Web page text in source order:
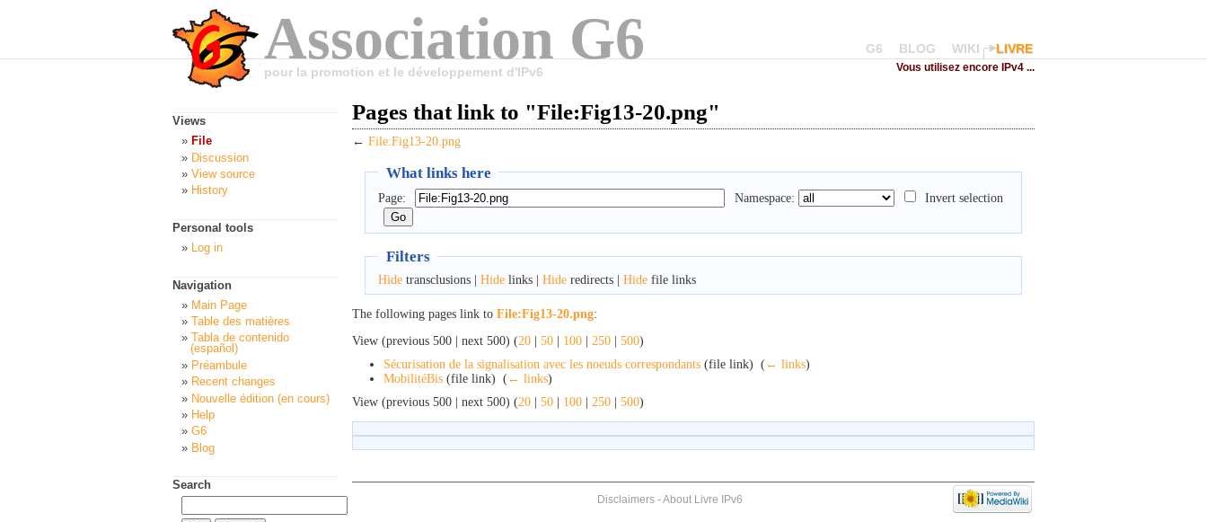
Association G6
pour la promotion et le développement d'IPv6
G6 BLOG WIKI LIVRE
Vous utilisez encore IPv4 ...
Pages that link to "File:Fig13-20.png"
← File:Fig13-20.png
What links here
Page: Namespace: Invert selection
Filters
Hidetransclusions | Hidelinks | Hideredirects | Hidefile links
The following pages link to File:Fig13-20.png:
View (previous 500 | next 500) (20 | 50 | 100 | 250 | 500)
Sécurisation de la signalisation avec les noeuds correspondants (file link) ‎ ( ← links)
MobilitéBis (file link) ‎ ( ← links)
View (previous 500 | next 500) (20 | 50 | 100 | 250 | 500)
Views
File
Discussion
View source
History
Personal tools
Log in
Navigation
Main Page
Table des matières
Tabla de contenido
(español)
Préambule
Recent changes
Nouvelle édition (en cours)
Help
G6
Blog
Search
Disclaimers-About Livre IPv6